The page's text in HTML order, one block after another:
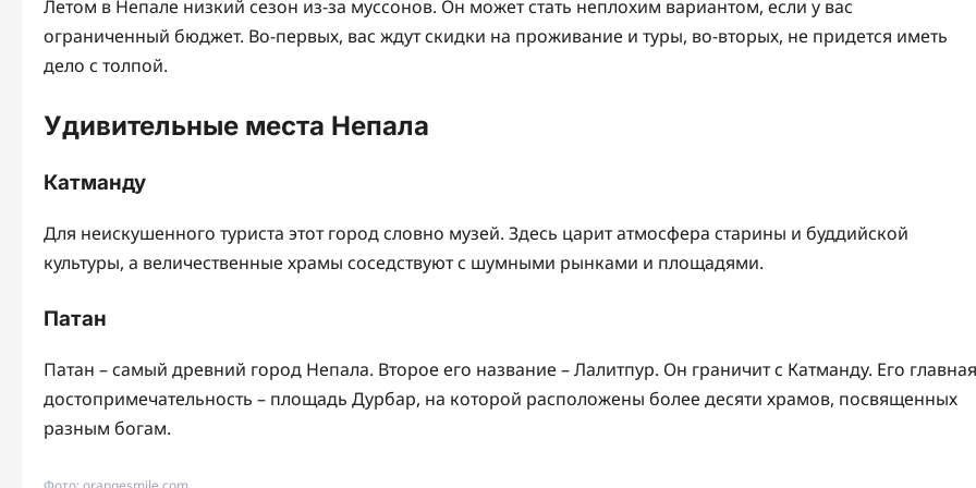
Летом в Непале низкий сезон из-за муссонов. Он может стать неплохим вариантом, если у вас
ограниченный бюджет. Во-первых, вас ждут скидки на проживание и туры, во-вторых, не придется иметь
дело с толпой.
Удивительные места Непала
Катманду
Для неискушенного туриста этот город словно музей. Здесь царит атмосфера старины и буддийской
культуры, а величественные храмы соседствуют с шумными рынками и площадями.
Патан
Патан – самый древний город Непала. Второе его название – Лалитпур. Он граничит с Катманду. Его главная
достопримечательность – площадь Дурбар, на которой расположены более десяти храмов, посвященных
разным богам.